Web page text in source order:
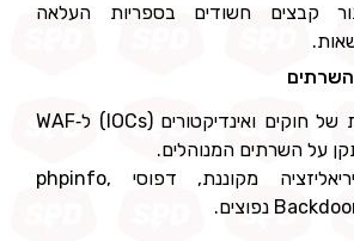
קבצים חשודים בספריות העלאה
הפצה ייעודית של חוקים ואינדיקטורים (IOCs) ל‑WAF
על השרתים המנוהלים.
חסימת דסיריאליזציה מקוננת, דפוסי phpinfo,